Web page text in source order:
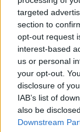
targeted
section to
opt-out request
interest-based
us or personal
your opt-out.
disclosure of
IAB’s list of
also be
Downstream
Faut-il
vacances à